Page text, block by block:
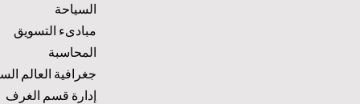
السياحة
مبادىء التسويق
المحاسبة
جغرافية العالم
إدارة قسم الغرف